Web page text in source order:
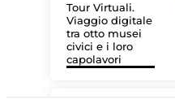
Tour Virtuali.
Viaggio digitale
tra otto musei
civici e i loro
capolavori